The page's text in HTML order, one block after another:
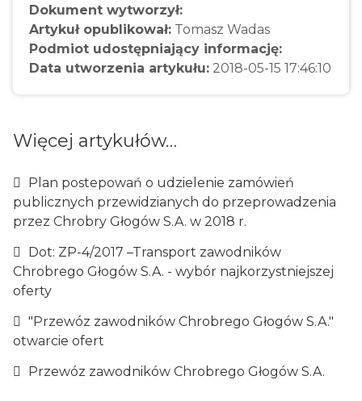
Dokument wytworzył:
Artykuł opublikował: Tomasz Wadas
Podmiot udostępniający informację:
Data utworzenia artykułu: 2018-05-15 17:46:10
Więcej artykułów…
Plan postepowań o udzielenie zamówień
publicznych przewidzianych do przeprowadzenia
przez Chrobry Głogów S.A. w 2018 r.
Dot: ZP-4/2017 –Transport zawodników
Chrobrego Głogów S.A. - wybór najkorzystniejszej
oferty
"Przewóz zawodników Chrobrego Głogów S.A."
otwarcie ofert
Przewóz zawodników Chrobrego Głogów S.A.